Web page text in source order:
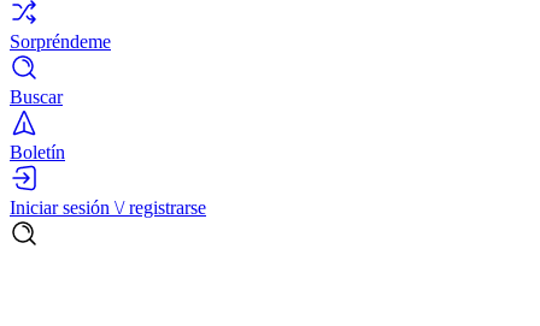
Sorpréndeme
Buscar
Boletín
Iniciar sesión \/ registrarse